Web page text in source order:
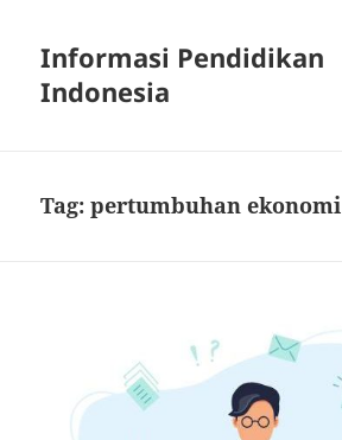
Informasi Pendidikan
Indonesia
Tag:pertumbuhan ekonomi